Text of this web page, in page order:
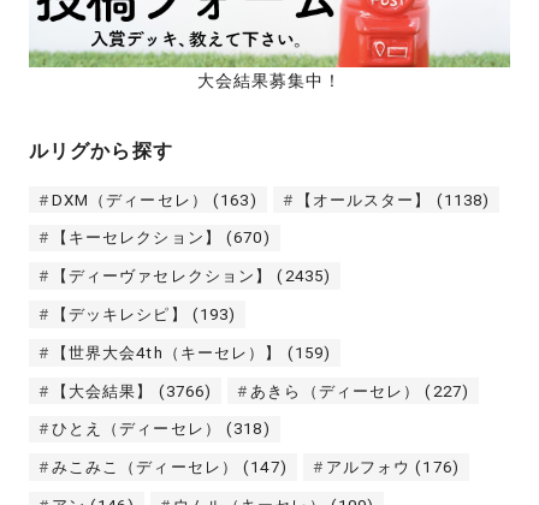
大会結果募集中！
ルリグから探す
DXM（ディーセレ） (163) 【オールスター】 (1138)
【キーセレクション】 (670)
【ディーヴァセレクション】 (2435)
【デッキレシピ】 (193)
【世界大会4th（キーセレ）】 (159)
【大会結果】 (3766) あきら（ディーセレ） (227)
ひとえ（ディーセレ） (318)
みこみこ（ディーセレ） (147) アルフォウ (176)